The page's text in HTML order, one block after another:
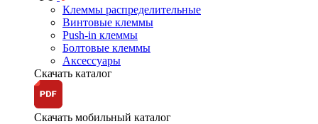
Клеммы распределительные
Винтовые клеммы
Push-in клеммы
Болтовые клеммы
Аксессуары
Скачать каталог
Скачать мобильный каталог